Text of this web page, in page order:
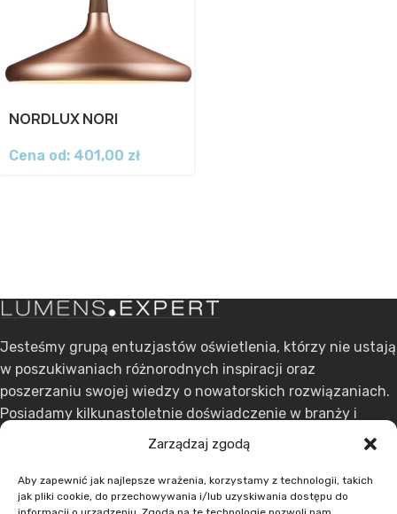
Zarządzaj zgodą
Aby zapewnić jak najlepsze wrażenia, korzystamy z technologii, takich
jak pliki cookie, do przechowywania i/lub uzyskiwania dostępu do
NORDLUX NORI
Cena od: 401,00 zł
Jesteśmy grupą entuzjastów oświetlenia, którzy nie ustają
w poszukiwaniach różnorodnych inspiracji oraz
poszerzaniu swojej wiedzy o nowatorskich rozwiązaniach.
Posiadamy kilkunastoletnie doświadczenie w branży i
stawiamy na ciągły rozwój.
ul. Dąbrowskiego 301, 60-406 Poznań
+48 608 636 580